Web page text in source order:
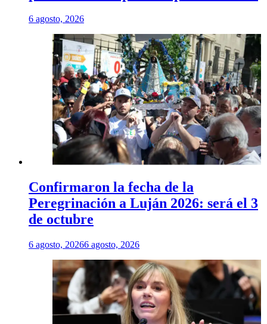
6 agosto, 2026
Confirmaron la fecha de la
Peregrinación a Luján 2026: será el 3
de octubre
6 agosto, 20266 agosto, 2026